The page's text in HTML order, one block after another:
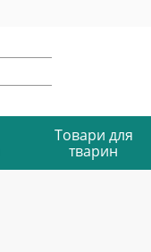
Товари для
тварин